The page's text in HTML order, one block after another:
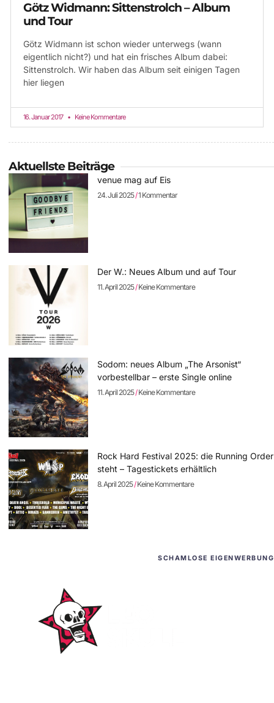
Götz Widmann: Sittenstrolch – Album
und Tour
Götz Widmann ist schon wieder unterwegs (wann
eigentlich nicht?) und hat ein frisches Album dabei:
Sittenstrolch. Wir haben das Album seit einigen Tagen
hier liegen
16. Januar 2017 Keine Kommentare
Aktuellste Beiträge
venue mag auf Eis
24. Juli 2025 1 Kommentar
Der W.: Neues Album und auf Tour
11. April 2025 Keine Kommentare
Sodom: neues Album „The Arsonist“
vorbestellbar – erste Single online
11. April 2025 Keine Kommentare
Rock Hard Festival 2025: die Running Order
steht – Tagestickets erhältlich
8. April 2025 Keine Kommentare
SCHAMLOSE EIGENWERBUNG